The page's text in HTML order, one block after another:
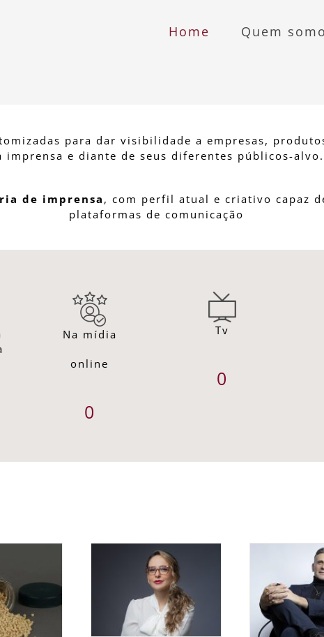
Home Quem
para dar visibilidade a empresas,
imprensa e diante de seus diferentes públicos-alvo.
de imprensa , com perfil atual e criativo capaz
plataformas de comunicação
Na mídia
online
0
Tv
0
alerta
atinge
cada 4 adultos
e desafia
de que estilo
vida com
Super Quarta: o
Federal Reserve
sustenta a disciplina
e o Copom testa o
limite da confiança